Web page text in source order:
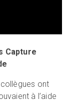
Capture
ont
à l’aide